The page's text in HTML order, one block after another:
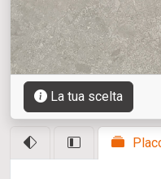
La tua scelta